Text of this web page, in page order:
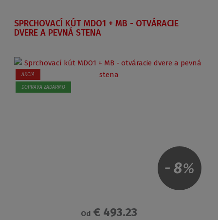
SPRCHOVACÍ KÚT MDO1 + MB - OTVÁRACIE
DVERE A PEVNÁ STENA
- 8%
AKCIA
DOPRAVA ZADARMO
Od € 493.23